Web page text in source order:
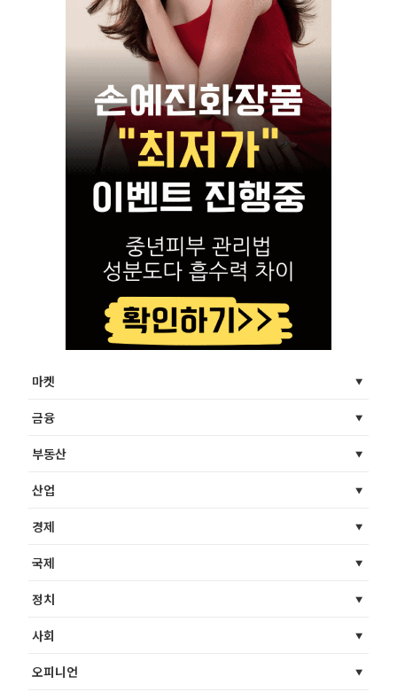
마켓
금융
부동산
산업
경제
국제
정치
사회
오피니언